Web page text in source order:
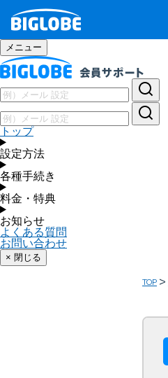
メニュー
トップ
設定方法
各種手続き
料金・特典
お知らせ
よくある質問
お問い合わせ
× 閉じる
TOP